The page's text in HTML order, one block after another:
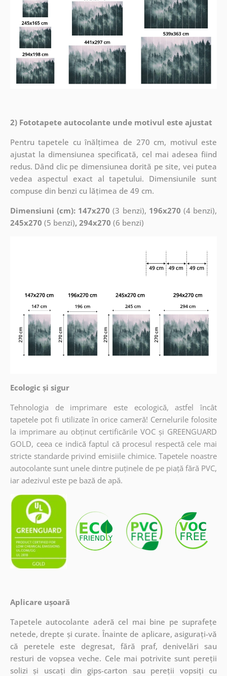
2) Fototapete autocolante unde motivul este ajustat
Pentru tapetele cu înălțimea de 270 cm, motivul este
ajustat la dimensiunea specificată, cel mai adesea fiind
redus. Dând clic pe dimensiunea dorită pe site, vei putea
vedea aspectul exact al tapetului. Dimensiunile sunt
compuse din benzi cu lățimea de 49 cm.
Dimensiuni (cm): 147x270 (3 benzi), 196x270 (4 benzi),
245x270 (5 benzi), 294x270 (6 benzi)
Ecologic și sigur
Tehnologia de imprimare este ecologică, astfel încât
tapetele pot fi utilizate în orice cameră! Cernelurile folosite
la imprimare au obținut certificările VOC și GREENGUARD
GOLD, ceea ce indică faptul că procesul respectă cele mai
stricte standarde privind emisiile chimice. Tapetele noastre
autocolante sunt unele dintre puținele de pe piață fără PVC,
iar adezivul este pe bază de apă.
Aplicare ușoară
Tapetele autocolante aderă cel mai bine pe suprafețe
netede, drepte și curate. Înainte de aplicare, asigurați-vă
că peretele este degresat, fără praf, denivelări sau
resturi de vopsea veche. Cele mai potrivite sunt pereții
solizi și uscați din gips-carton sau pereții vopsiți cu